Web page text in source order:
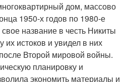
дом, массово
1950-х годов по 1980-е
название в честь Никиты
истоков и увидел в них
Второй мировой войны.
планировку и
экономить материалы и